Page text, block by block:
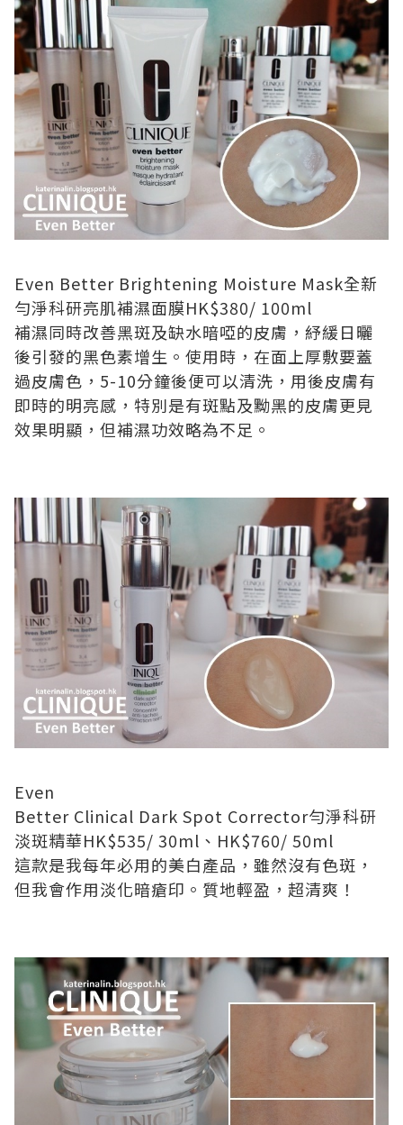
Even Better Brightening Moisture Mask全新
勻淨科研亮肌補濕面膜HK$380/ 100ml
補濕同時改善黑斑及缺水暗啞的皮膚，紓緩日曬
後引發的黑色素增生。使用時，在面上厚敷要蓋
過皮膚色， 5-10分鐘後便可以清洗，用後皮膚有
即時的明亮感，特別是有斑點及黝黑的皮膚更見
效果明顯，但補濕功效略為不足。
Even
Better Clinical Dark Spot Corrector勻淨科研
淡斑精華HK$535/ 30ml 、 HK$760/ 50ml
這款是我每年必用的美白產品，雖然沒有色斑 ，
但我會作用淡化暗瘡印。質地輕盈，超清爽！